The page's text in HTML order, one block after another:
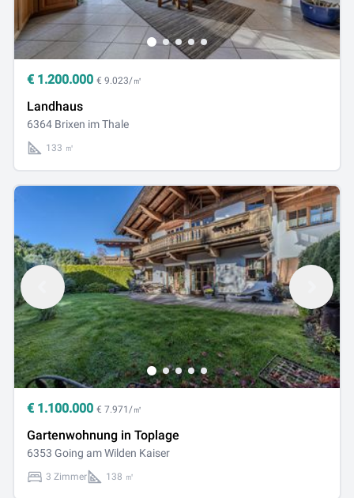
€ 1.200.000 € 9.023/㎡
Landhaus
6364 Brixen im Thale
133 ㎡
€ 1.100.000 € 7.971/㎡
Gartenwohnung in Toplage
6353 Going am Wilden Kaiser
3 Zimmer 138 ㎡